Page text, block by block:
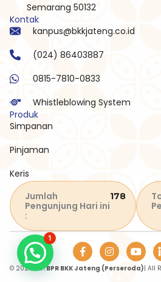
Semarang 50132
Kontak
kanpus@bkkjateng.co.id
(024) 86403887
0815-7810-0833
Whistleblowing System
Produk
Simpanan
Pinjaman
Keris
Jumlah
Pengunjung Hari ini
:
178
© 2026 PT. BPR BKK Jateng (Perseroda)| All
I
n
s
t
Y
o
u
t
1